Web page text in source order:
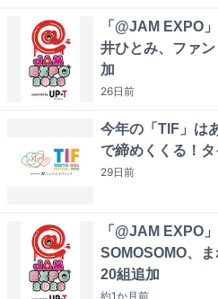
「@JAM EXPO
井ひとみ、ファ
加
26日前
今年の「TIF」は
で締めくくる！
29日前
「@JAM EXPO
SOMOSOMO、
20組追加
約1か月前